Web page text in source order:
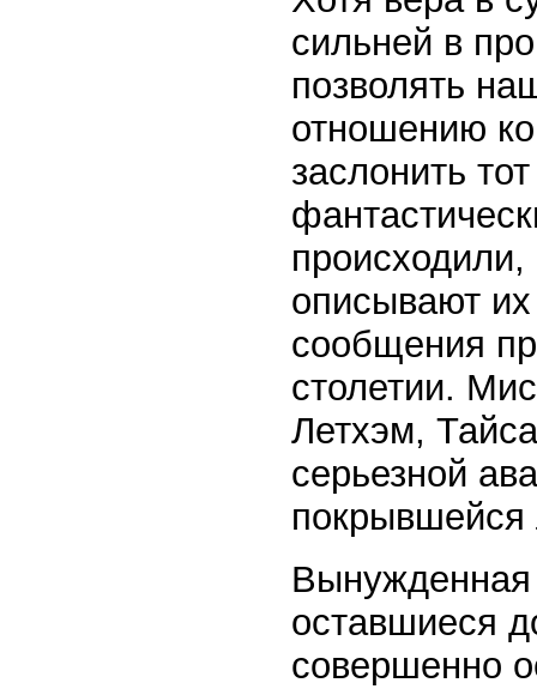
сильней в
позволять
отношению
заслонить
описывают
сообщения
столетии.
Летхэм,
серьезной
покрывшейся
Вынужденная
оставшиеся
совершенно